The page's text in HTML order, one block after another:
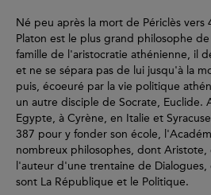
Né peu après la mort de Périclès vers
Platon est le plus grand philosophe
famille de l'aristocratie athénienne, il
et ne se sépara pas de lui jusqu'à la
puis, écoeuré par la vie politique
un autre disciple de Socrate, Euclide.
Egypte, à Cyrène, en Italie et
387 pour y fonder son école,
nombreux philosophes, dont
l'auteur d'une trentaine de
sont La République et le Politique.